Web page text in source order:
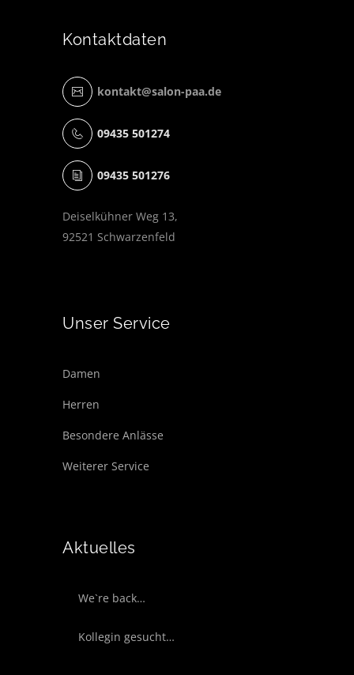
Kontaktdaten
kontakt@salon-paa.de
09435 501274
09435 501276
Deiselkühner Weg 13,
92521 Schwarzenfeld
Unser Service
Damen
Herren
Besondere Anlässe
Weiterer Service
Aktuelles
We`re back…
Kollegin gesucht…